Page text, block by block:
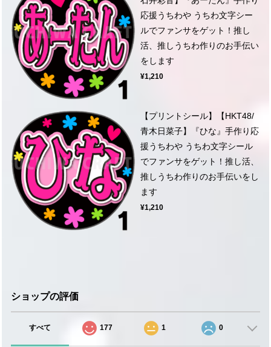
応援うちわや うちわ文字シー
ルでファンサをゲット！推し
活、推しうちわ作りのお手伝い
をします
¥1,210
【プリントシール】【HKT48/
青木日菜子】『ひな』手作り応
援うちわや うちわ文字シール
でファンサをゲット！推し活、
推しうちわ作りのお手伝いをし
ます
¥1,210
ショップの評価
すべて 177 1 0